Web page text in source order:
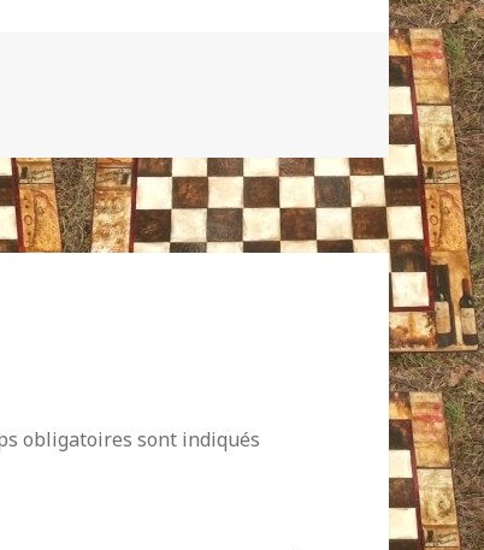
obligatoires sont indiqués